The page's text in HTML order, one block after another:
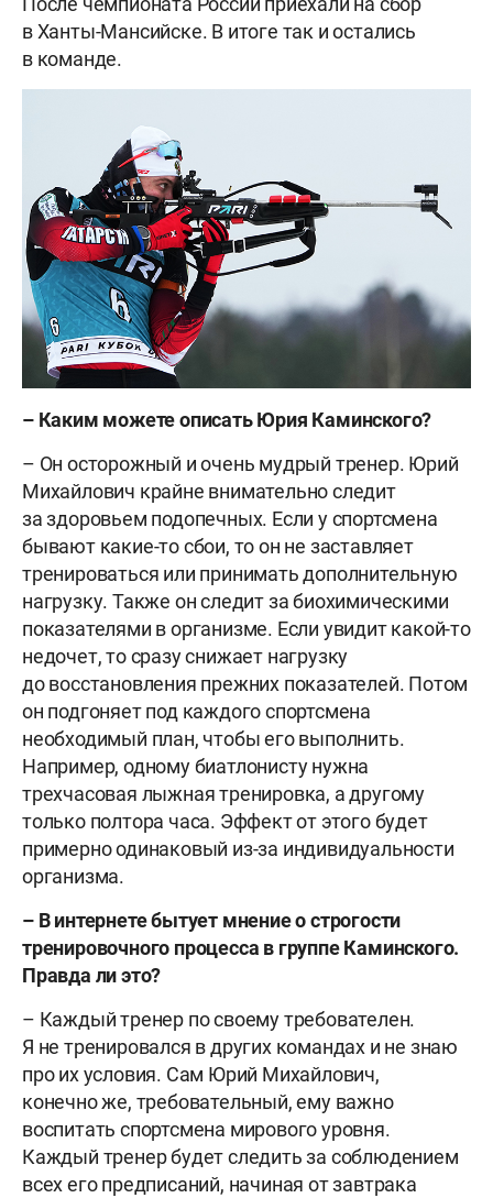
в Ханты-Мансийске. В итоге так и остались
в команде.
– Каким можете описать Юрия Каминского?
– Он осторожный и очень мудрый тренер. Юрий
Михайлович крайне внимательно следит
за здоровьем подопечных. Если у спортсмена
бывают какие-то сбои, то он не заставляет
тренироваться или принимать дополнительную
нагрузку. Также он следит за биохимическими
показателями в организме. Если увидит какой-то
недочет, то сразу снижает нагрузку
до восстановления прежних показателей. Потом
он подгоняет под каждого спортсмена
необходимый план, чтобы его выполнить.
Например, одному биатлонисту нужна
трехчасовая лыжная тренировка, а другому
только полтора часа. Эффект от этого будет
примерно одинаковый из-за индивидуальности
организма.
– В интернете бытует мнение о строгости
тренировочного процесса в группе Каминского.
Правда ли это?
– Каждый тренер по своему требователен.
Я не тренировался в других командах и не знаю
про их условия. Сам Юрий Михайлович,
конечно же, требовательный, ему важно
воспитать спортсмена мирового уровня.
Каждый тренер будет следить за соблюдением
всех его предписаний, начиная от завтрака